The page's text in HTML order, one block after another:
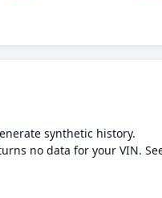
synthetic history.
no data for your VIN.